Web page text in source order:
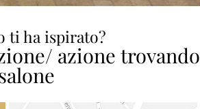
ti ha ispirato?
azione trovando